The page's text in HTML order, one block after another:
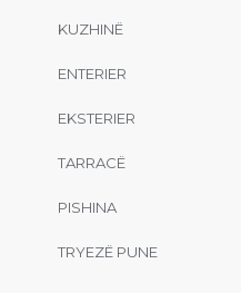
KUZHINË
ENTERIER
EKSTERIER
TARRACË
PISHINA
TRYEZË PUNE